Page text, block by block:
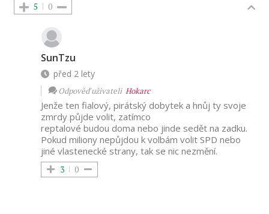
5 0
SunTzu
před 2 lety
Odpověď uživateli Hokarc
Jenže ten fialový, pirátský dobytek a hnůj ty svoje
zmrdy půjde volit, zatímco
reptalové budou doma nebo jinde sedět na zadku.
Pokud miliony nepůjdou k volbám volit SPD nebo
jiné vlastenecké strany, tak se nic nezmění.
3 0